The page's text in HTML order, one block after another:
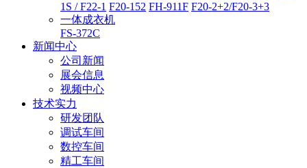
1S / F22-1 F20-152 FH-911F F20-2+2/F20-3+3
一体成衣机
FS-372C
新闻中心
公司新闻
展会信息
视频中心
技术实力
研发团队
调试车间
数控车间
精工车间